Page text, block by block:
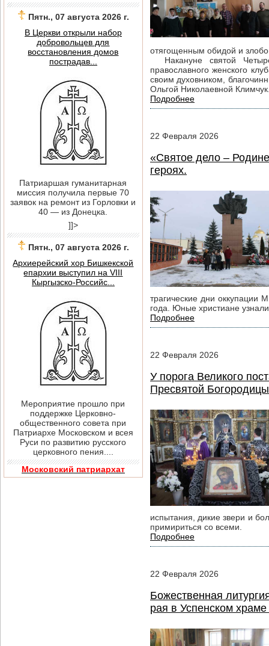
Пятн., 07 августа 2026 г.
В Церкви открыли набор
добровольцев для
восстановления домов
пострадав...
Патриаршая гуманитарная
миссия получила первые 70
заявок на ремонт из Горловки и
40 — из Донецка.
]]>
Пятн., 07 августа 2026 г.
Архиерейский хор Бишкекской
епархии выступил на VIII
Кыргызско-Российс...
Мероприятие прошло при
поддержке Церковно-
общественного совета при
Патриархе Московском и всея
Руси по развитию русского
церковного пения....
Московский патриархат
отягощенным обидой и
Накануне святой
православного женского
своим духовником,
Ольгой Николаевной
Подробнее
22 Февраля 2026
«Святое дело –
героях.
трагические дни оккупации
года. Юные христиане
Подробнее
22 Февраля 2026
У порога Великого
Пресвятой
испытания, дикие звери и
примириться со всеми.
Подробнее
22 Февраля 2026
Божественная
рая в Успенском